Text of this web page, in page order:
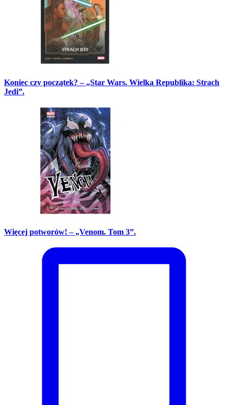
Koniec czy początek? – „Star Wars. Wielka Republika: Strach
Jedi”.
Więcej potworów! – „Venom. Tom 3”.